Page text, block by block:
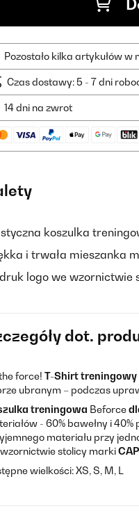
Pozostało kilka artykułów
Czas dostawy: 5 - 7 dni
14 dni na zwrot
koszulka
i trwała mieszanka
logo we wzornictwie
dot.
force! T-Shirt treningowy
ubranym – podczas
treningowa Beforce
- 60% bawełny i
materiału przy
stolicy marki
wielkości: XS, S, M, L